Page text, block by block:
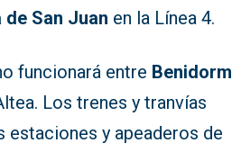
San Juan en la Línea 4.
funcionará entre Benidorm
Los trenes y tranvías
estaciones y apeaderos de